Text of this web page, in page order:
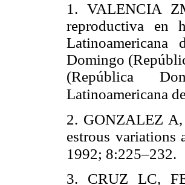
1. VALENCIA
reproductiva en
Domingo
(República
Latinoamericana
2. GONZALEZ
estrous variations
1992; 8:225–232.
3. CRUZ LC,